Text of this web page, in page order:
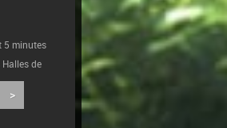
5 minutes
de
>